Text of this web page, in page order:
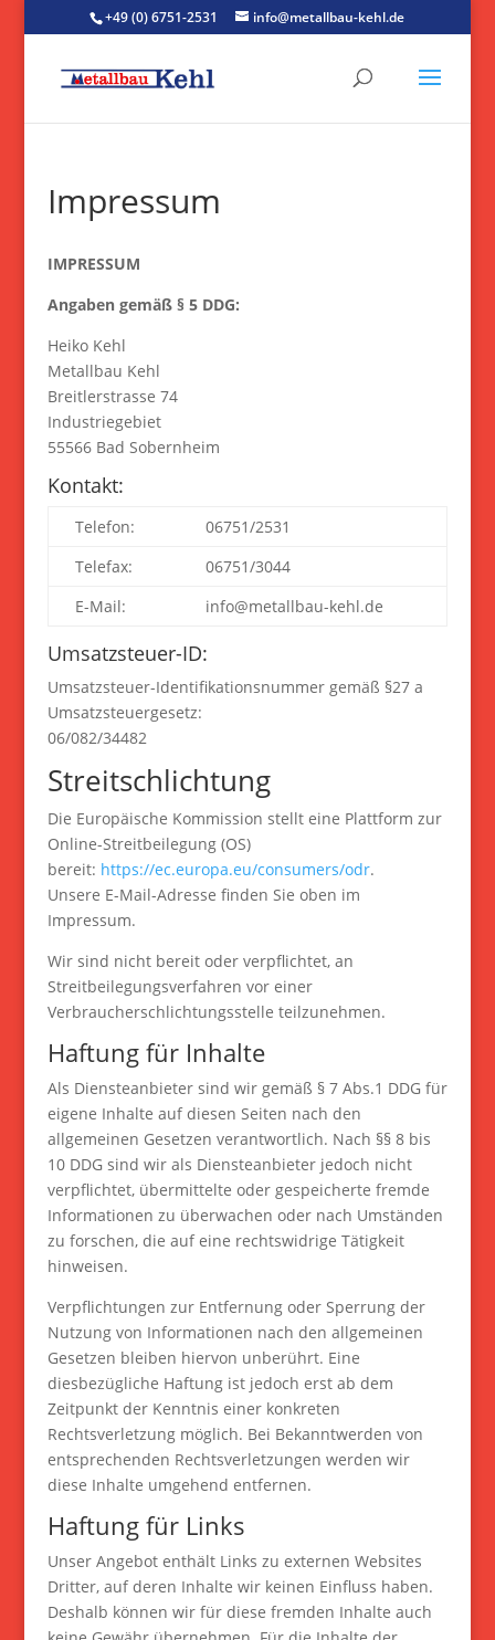
+49 (0) 6751-2531 info@metallbau-kehl.de
Impressum
IMPRESSUM
Angaben gemäß § 5 DDG:
Heiko Kehl
Metallbau Kehl
Breitlerstrasse 74
Industriegebiet
55566 Bad Sobernheim
Kontakt:
Telefon:
06751/2531
Telefax:
06751/3044
E-Mail:
info@metallbau-kehl.de
Umsatzsteuer-ID:
Umsatzsteuer-Identifikationsnummer gemäß §27 a
Umsatzsteuergesetz:
06/082/34482
Streitschlichtung
Die Europäische Kommission stellt eine Plattform zur
Online-Streitbeilegung (OS)
bereit: https://ec.europa.eu/consumers/odr.
Unsere E-Mail-Adresse finden Sie oben im
Impressum.
Wir sind nicht bereit oder verpflichtet, an
Streitbeilegungsverfahren vor einer
Verbraucherschlichtungsstelle teilzunehmen.
Haftung für Inhalte
Als Diensteanbieter sind wir gemäß § 7 Abs.1 DDG für
eigene Inhalte auf diesen Seiten nach den
allgemeinen Gesetzen verantwortlich. Nach §§ 8 bis
10 DDG sind wir als Diensteanbieter jedoch nicht
verpflichtet, übermittelte oder gespeicherte fremde
Informationen zu überwachen oder nach Umständen
zu forschen, die auf eine rechtswidrige Tätigkeit
hinweisen.
Verpflichtungen zur Entfernung oder Sperrung der
Nutzung von Informationen nach den allgemeinen
Gesetzen bleiben hiervon unberührt. Eine
diesbezügliche Haftung ist jedoch erst ab dem
Zeitpunkt der Kenntnis einer konkreten
Rechtsverletzung möglich. Bei Bekanntwerden von
entsprechenden Rechtsverletzungen werden wir
diese Inhalte umgehend entfernen.
Haftung für Links
Unser Angebot enthält Links zu externen Websites
Dritter, auf deren Inhalte wir keinen Einfluss haben.
Deshalb können wir für diese fremden Inhalte auch